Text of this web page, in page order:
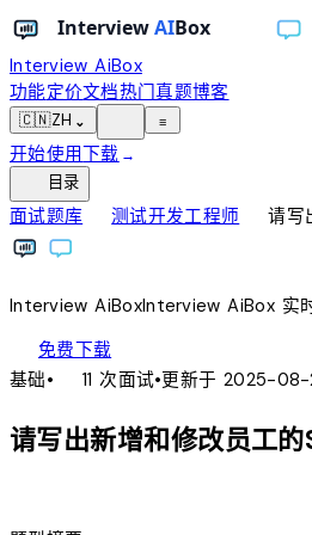
Interview AiBox
功能定价文档热门真题博客
🇨🇳ZH ⌄ ≡
开始使用下载 →
目录
面试题库chevron_right测试开发工程师chevron_right请写
InterviewAiBoxInterviewAiBox实
免费下载
基础• 11 次面试•更新于 2025-
请写出新增和修改员工的